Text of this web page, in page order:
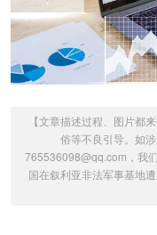
【文章描述过程、图片都
俗等不良引导。如
765536098@qq.com，我
国在叙利亚非法军事基地